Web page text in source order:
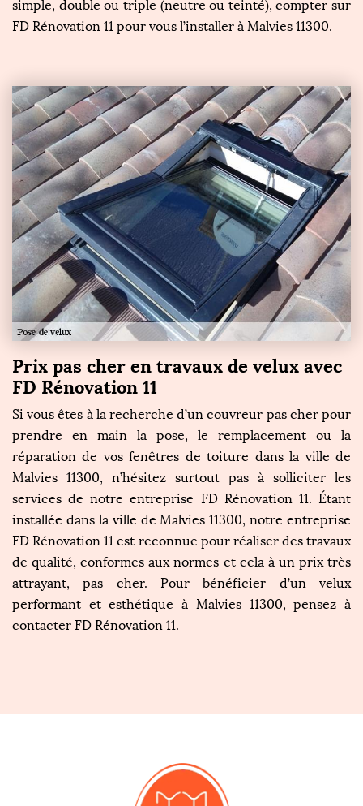
simple, double ou triple (neutre ou teinté), compter sur
FD Rénovation 11 pour vous l’installer à Malvies 11300.
Prix pas cher en travaux de velux avec
FD Rénovation 11
Si vous êtes à la recherche d’un couvreur pas cher pour
prendre en main la pose, le remplacement ou la
réparation de vos fenêtres de toiture dans la ville de
Malvies 11300, n’hésitez surtout pas à solliciter les
services de notre entreprise FD Rénovation 11. Étant
installée dans la ville de Malvies 11300, notre entreprise
FD Rénovation 11 est reconnue pour réaliser des travaux
de qualité, conformes aux normes et cela à un prix très
attrayant, pas cher. Pour bénéficier d’un velux
performant et esthétique à Malvies 11300, pensez à
contacter FD Rénovation 11.